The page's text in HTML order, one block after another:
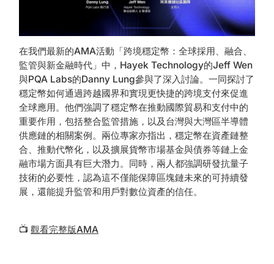
在我們最新的AMA活動「跨境穩定幣：全球採用、融合、
監管與新金融時代」中，Hayek Technology的Jeff Wen
與PQA Labs的Danny Lung參與了深入討論。一同探討了
穩定幣如何通過跨越國界和實現更快捷的跨境支付來促進
全球應用。他們強調了穩定幣在推動國際貿易和支付中的
重要作用，包括整合監管措施，以及台灣與大灣區半導體
供應鏈的相關案例。兩位專家亦指出，穩定幣在資產鏈整
合、推動代幣化，以及擴展貨幣市場基金與債券等鏈上金
融市場方面具有巨大潛力。同時，兩人都強調研發抗量子
技術的必要性，認為這不僅能保障區塊鏈未來的可持續發
展，還能提升監管和用戶對數位資產的信任。
📺 觀看完整版AMA